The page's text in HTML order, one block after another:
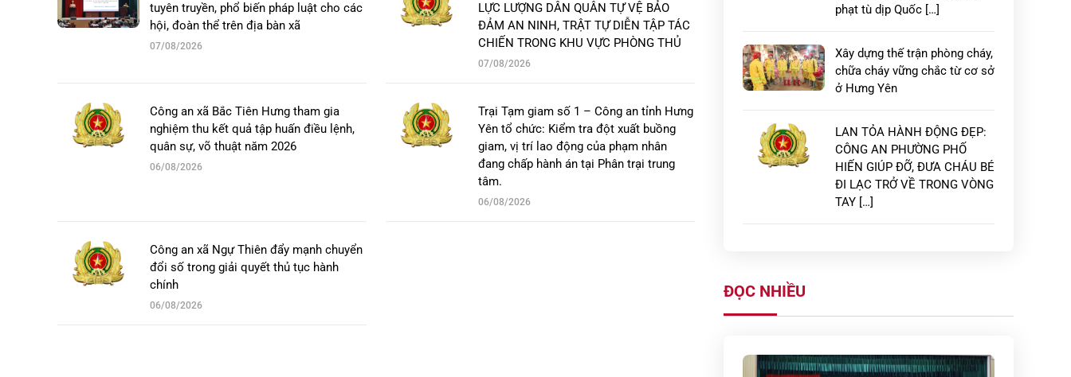
tuyên truyền, phổ biến pháp luật cho các
hội, đoàn thể trên địa bàn xã
07/08/2026
LỰC LƯỢNG DÂN QUÂN TỰ VỆ BẢO
ĐẢM AN NINH, TRẬT TỰ DIỄN TẬP TÁC
CHIẾN TRONG KHU VỰC PHÒNG THỦ
07/08/2026
Công an xã Bắc Tiên Hưng tham gia
nghiệm thu kết quả tập huấn điều lệnh,
quân sự, võ thuật năm 2026
06/08/2026
Trại Tạm giam số 1 – Công an tỉnh Hưng
Yên tổ chức: Kiểm tra đột xuất buồng
giam, vị trí lao động của phạm nhân
đang chấp hành án tại Phân trại trung
tâm.
06/08/2026
Công an xã Ngự Thiên đẩy mạnh chuyển
đổi số trong giải quyết thủ tục hành
chính
06/08/2026
phạt tù dịp Quốc […]
Xây dựng thế trận phòng cháy,
chữa cháy vững chắc từ cơ sở
ở Hưng Yên
LAN TỎA HÀNH ĐỘNG ĐẸP:
CÔNG AN PHƯỜNG PHỐ
HIẾN GIÚP ĐỠ, ĐƯA CHÁU BÉ
ĐI LẠC TRỞ VỀ TRONG VÒNG
TAY […]
súng kíp sau khi được Công
ĐỌC NHIỀU